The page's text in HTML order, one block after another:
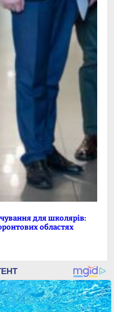
для школярів:
областях